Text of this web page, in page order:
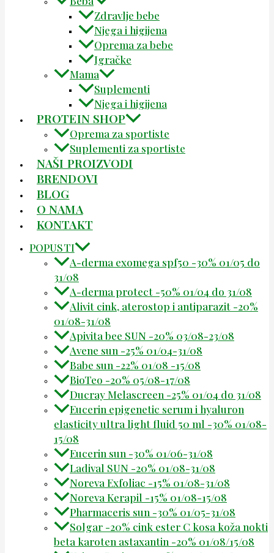
Zdravlje bebe
Njega i higijena
Oprema za bebe
Igračke
Mama
Suplementi
Njega i higijena
PROTEIN SHOP
Oprema za sportiste
Suplementi za sportiste
NAŠI PROIZVODI
BRENDOVI
BLOG
O NAMA
KONTAKT
POPUSTI
A-derma exomega spf50 -30% 01/05 do
31/08
A-derma protect -50% 01/04 do 31/08
Alivit cink, aterostop i antiparazit -20%
01/08-31/08
Apivita bee SUN -20% 03/08-23/08
Avene sun -25% 01/04-31/08
Babe sun -22% 01/08 -15/08
BioTeo -20% 05/08-17/08
Ducray Melascreen -25% 01/04 do 31/08
Eucerin epigenetic serum i hyaluron
elasticity ultra light fluid 50 ml -30% 01/08-
15/08
Eucerin sun -30% 01/06-31/08
Ladival SUN -20% 01/08-31/08
Noreva Exfoliac -15% 01/08-31/08
Noreva Kerapil -15% 01/08-15/08
Pharmaceris sun -30% 01/05-31/08
Solgar -20% cink ester C kosa koža nokti
beta karoten astaxantin -20% 01/08/15/08